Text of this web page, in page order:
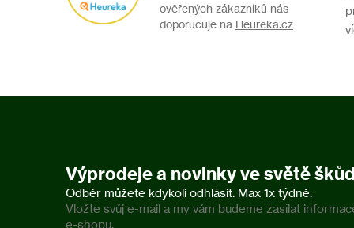
ověřených zákazníků nás
doporučuje na Heureka.cz
Výprodeje a novinky ve světě
Vložte svůj e-mail a my vám budeme zasílat
e-shopu.